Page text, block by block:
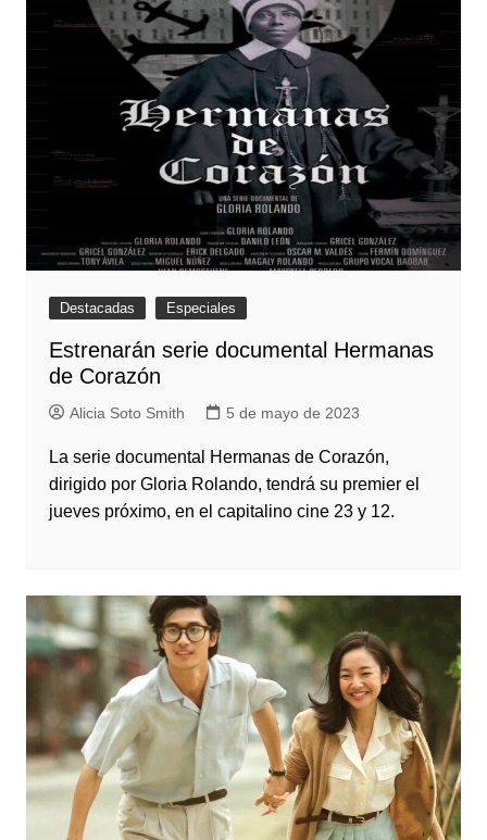
Destacadas Especiales
Estrenarán serie documental Hermanas
de Corazón
Alicia Soto Smith 5 de mayo de 2023
La serie documental Hermanas de Corazón,
dirigido por Gloria Rolando, tendrá su premier el
jueves próximo, en el capitalino cine 23 y 12.